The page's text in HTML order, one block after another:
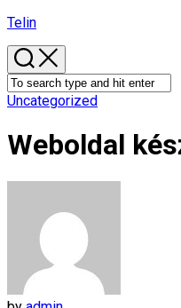
Skip
content
Telin
Uncategorized
Weboldal